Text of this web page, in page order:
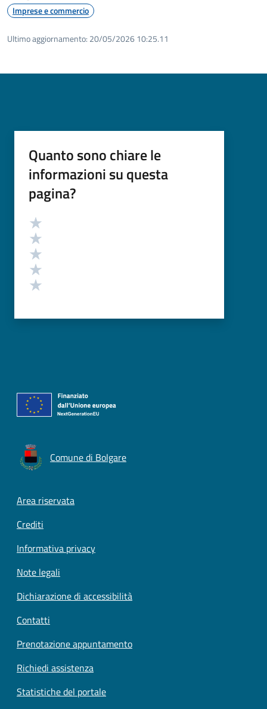
Imprese e commercio
Ultimo aggiornamento: 20/05/2026 10:25.11
Quanto sono chiare le
informazioni su questa
pagina?
Valutazione
Comune di Bolgare
Footer menu
Area riservata
Crediti
Informativa privacy
Note legali
Dichiarazione di accessibilità
Contatti
Prenotazione appuntamento
Richiedi assistenza
Statistiche del portale